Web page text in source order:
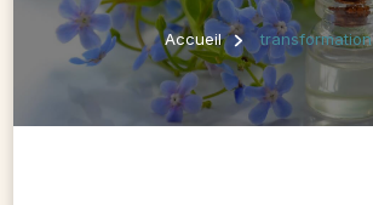
Accueil transformation